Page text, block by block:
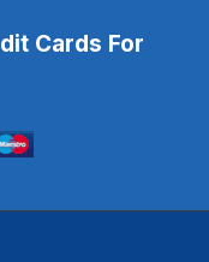
Cards For